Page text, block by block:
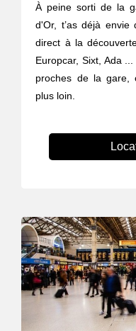
À peine sorti de la
d'Or, t’as déjà envie
direct à la
Europcar, Sixt, Ada
proches de la gare,
plus loin.